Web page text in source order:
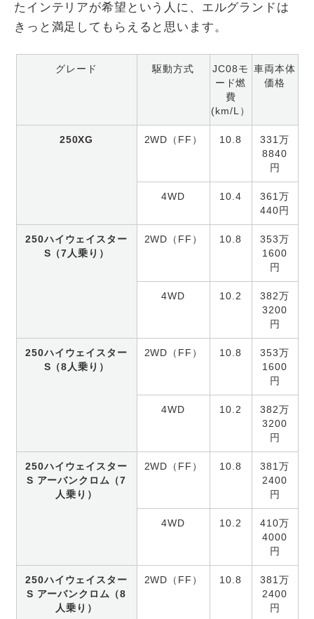
たインテリアが希望という人に、エルグランドは
きっと満足してもらえると思います。
グレード 駆動方式
JC08モ
ード燃
費
(km/L）
車両本体
価格
250XG 2WD（FF） 10.8
331万
8840
円
4WD 10.4
361万
440円
250ハイウェイスター
S（7人乗り）
2WD（FF） 10.8
353万
1600
円
4WD 10.2
382万
3200
円
250ハイウェイスター
S（8人乗り）
2WD（FF） 10.8
353万
1600
円
4WD 10.2
382万
3200
円
250ハイウェイスター
S アーバンクロム（7
人乗り）
2WD（FF） 10.8
381万
2400
円
4WD 10.2
410万
4000
円
250ハイウェイスター
S アーバンクロム（8
人乗り）
2WD（FF） 10.8
381万
2400
円